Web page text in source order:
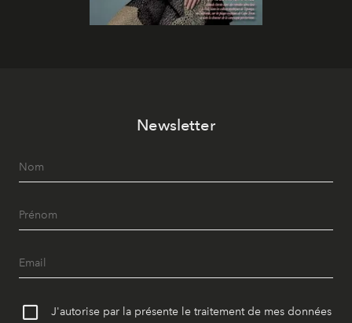
Newsletter
J'autorise par la présente le traitement de mes données